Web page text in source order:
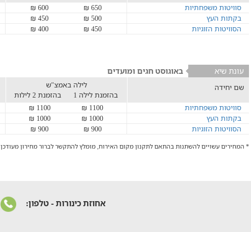
סוויטות משפחתיות
650 ₪
600 ₪
בקתות העץ
500 ₪
450 ₪
הסוויטות הזוגיות
450 ₪
400 ₪
עונת שיא באוגוסט חגים ומועדים
שם יחידה
לילה באמצ"ש
בהזמנת לילה 1
בהזמנת 2 לילות
סוויטות משפחתיות
1100 ₪
1100 ₪
בקתות העץ
1000 ₪
1000 ₪
הסוויטות הזוגיות
900 ₪
900 ₪
* המחירים עשויים להשתנות בהתאם לתקנון מקום האירוח, מומלץ להתקשר לברור מחירון מעודכן
אחוזת כינורות - טלפון: